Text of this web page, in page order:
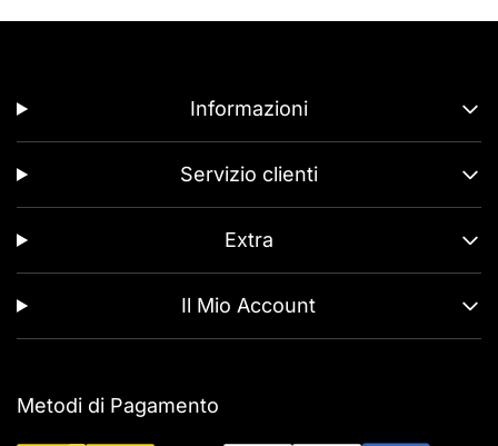
Informazioni
Servizio clienti
Extra
Il Mio Account
Metodi di Pagamento